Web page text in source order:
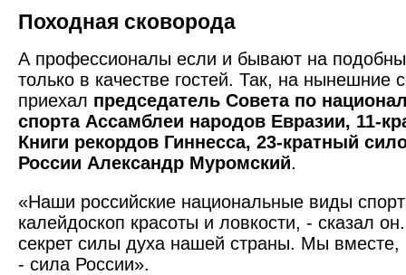
Походная сковорода
А профессионалы если и бывают на
только в качестве гостей. Так, на нынешние
приехал председатель Совета по
спорта Ассамблеи народов Евразии, 11-
Книги рекордов Гиннесса, 23-кратный
России Александр Муромский.
«Наши российские национальные виды
калейдоскоп красоты и ловкости, - сказал
секрет силы духа нашей страны. Мы
- сила России».